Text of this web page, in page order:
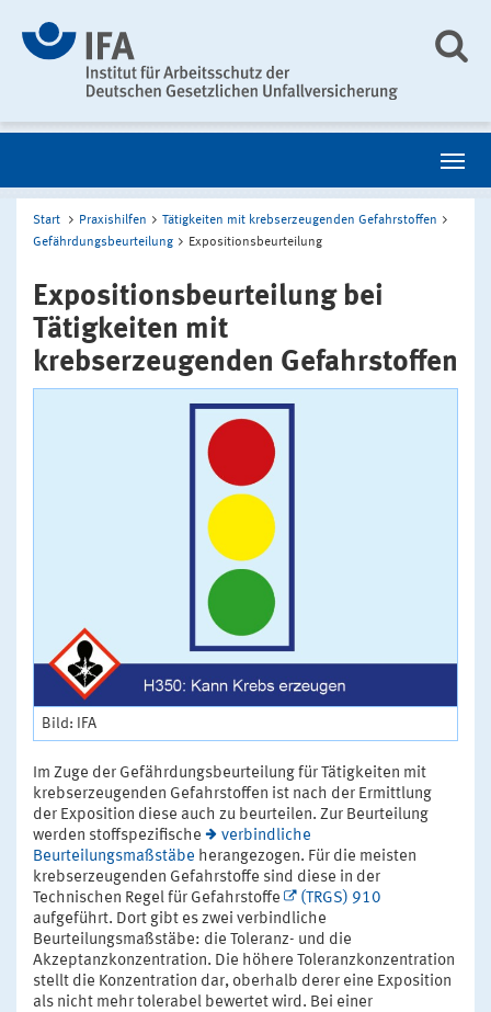
Start Praxishilfen
Tätigkeiten mit krebserzeugenden Gefahrstoffen
Gefährdungsbeurteilung
Expositionsbeurteilung
Expositionsbeurteilung bei
Tätigkeiten mit
krebserzeugenden Gefahrstoffen
Bild: IFA
Im Zuge der Gefährdungsbeurteilung für Tätigkeiten mit
krebserzeugenden Gefahrstoffen ist nach der Ermittlung
der Exposition diese auch zu beurteilen. Zur Beurteilung
werden stoffspezifische
verbindliche
Beurteilungsmaßstäbe herangezogen. Für die meisten
krebserzeugenden Gefahrstoffe sind diese in der
Technischen Regel für Gefahrstoffe
(TRGS) 910
aufgeführt. Dort gibt es zwei verbindliche
Beurteilungsmaßstäbe: die Toleranz- und die
Akzeptanzkonzentration. Die höhere Toleranzkonzentration
stellt die Konzentration dar, oberhalb derer eine Exposition
als nicht mehr tolerabel bewertet wird. Bei einer